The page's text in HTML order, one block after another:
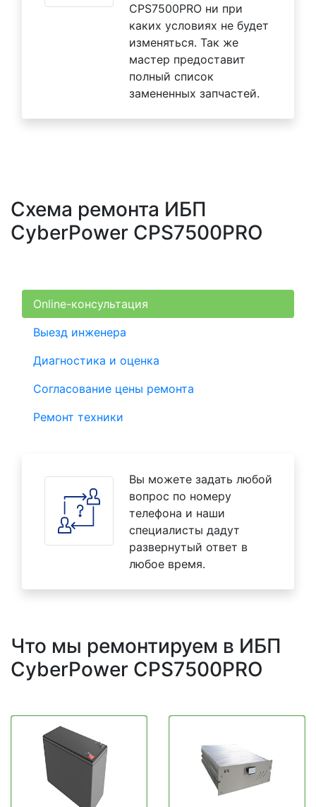
CPS7500PRO ни при
каких условиях не будет
изменяться. Так же
мастер предоставит
полный список
замененных запчастей.
Схема ремонта ИБП
CyberPower CPS7500PRO
Online-консультация
Выезд инженера
Диагностика и оценка
Согласование цены ремонта
Ремонт техники
Вы можете задать любой
вопрос по номеру
телефона и наши
специалисты дадут
развернутый ответ в
любое время.
Что мы ремонтируем в ИБП
CyberPower CPS7500PRO